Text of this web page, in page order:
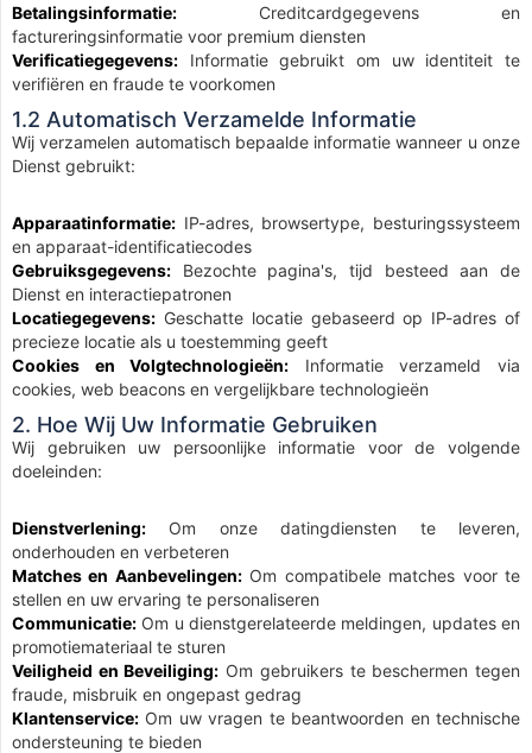
Betalingsinformatie: Creditcardgegevens en
factureringsinformatie voor premium diensten
Verificatiegegevens: Informatie gebruikt om uw identiteit te
verifiëren en fraude te voorkomen
1.2 Automatisch Verzamelde Informatie
Wij verzamelen automatisch bepaalde informatie wanneer u onze
Dienst gebruikt:
Apparaatinformatie: IP-adres, browsertype, besturingssysteem
en apparaat-identificatiecodes
Gebruiksgegevens: Bezochte pagina's, tijd besteed aan de
Dienst en interactiepatronen
Locatiegegevens: Geschatte locatie gebaseerd op IP-adres of
precieze locatie als u toestemming geeft
Cookies en Volgtechnologieën: Informatie verzameld via
cookies, web beacons en vergelijkbare technologieën
2. Hoe Wij Uw Informatie Gebruiken
Wij gebruiken uw persoonlijke informatie voor de volgende
doeleinden:
Dienstverlening: Om onze datingdiensten te leveren,
onderhouden en verbeteren
Matches en Aanbevelingen:Om compatibele matches voor te
stellen en uw ervaring te personaliseren
Communicatie: Om u dienstgerelateerde meldingen, updates en
promotiemateriaal te sturen
Veiligheid en Beveiliging: Om gebruikers te beschermen tegen
fraude, misbruik en ongepast gedrag
Klantenservice: Om uw vragen te beantwoorden en technische
ondersteuning te bieden